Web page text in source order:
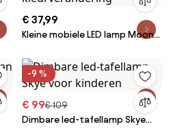
€ 37,99
Kleine mobiele LED lamp Moon
-9 %
€ 99€ 109
Dimbare led-tafellamp Skye